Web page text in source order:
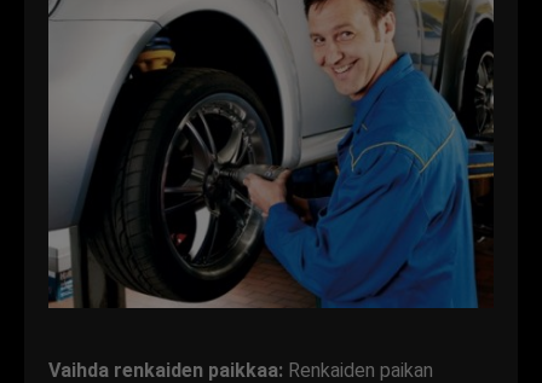
Vaihda renkaiden paikkaa: Renkaiden paikan